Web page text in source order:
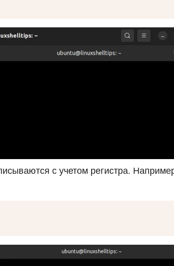
с учетом регистра.